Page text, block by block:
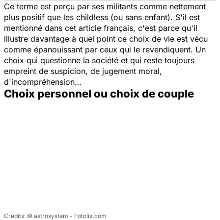
Ce terme est perçu par ses militants comme nettement
plus positif que les childless (ou sans enfant). S'il est
mentionné dans cet article français, c'est parce qu'il
illustre davantage à quel point ce choix de vie est vécu
comme épanouissant par ceux qui le revendiquent. Un
choix qui questionne la société et qui reste toujours
empreint de suspicion, de jugement moral,
d'incompréhension…
Choix personnel ou choix de couple
© astrosystem - Fotolia.com